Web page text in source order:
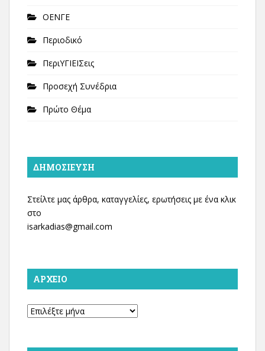
ΟΕΝΓΕ
Περιοδικό
ΠεριΥΓΙΕΙΣεις
Προσεχή Συνέδρια
Πρώτο Θέμα
ΔΗΜΟΣΊΕΥΣΗ
Στείλτε μας άρθρα, καταγγελίες, ερωτήσεις με ένα κλικ
στο
isarkadias@gmail.com
ΑΡΧΕΊΟ
Αρχείο